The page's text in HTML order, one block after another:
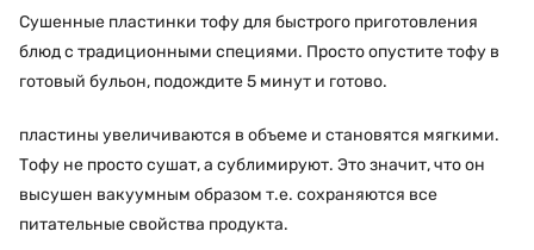
Сушенные пластинки тофу для быстрого приготовления
блюд с традиционными специями. Просто опустите тофу в
готовый бульон, подождите 5 минут и готово.
пластины увеличиваются в объеме и становятся мягкими.
Тофу не просто сушат, а сублимируют. Это значит, что он
высушен вакуумным образом т.е. сохраняются все
питательные свойства продукта.